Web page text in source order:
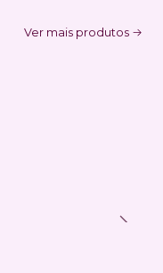
Ver mais produtos